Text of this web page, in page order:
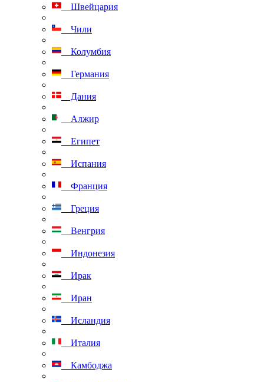
Швейцария
Чили
Колумбия
Германия
Дания
Алжир
Египет
Испания
Франция
Греция
Венгрия
Индонезия
Ирак
Иран
Исландия
Италия
Камбоджа